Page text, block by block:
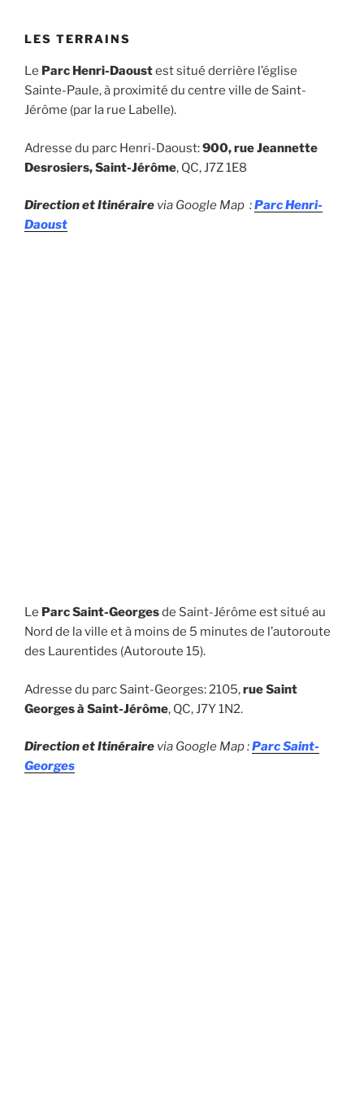
LES TERRAINS
Le Parc Henri-Daoustest situé derrière l’église
Sainte-Paule, à proximité du centre ville de Saint-
Jérôme (par la rue Labelle).
Adresse du parc Henri-Daoust:900, rue Jeannette
Desrosiers, Saint-Jérôme, QC, J7Z 1E8
Direction et Itinéraire via Google Map :Parc Henri-
Daoust
Le Parc Saint-Georgesde Saint-Jérôme est situé au
Nord de la ville et à moins de 5 minutes de l’autoroute
des Laurentides (Autoroute 15).
Adresse du parc Saint-Georges: 2105,rue Saint
Georges à Saint-Jérôme, QC, J7Y 1N2.
Direction et Itinéraire via Google Map :Parc Saint-
Georges